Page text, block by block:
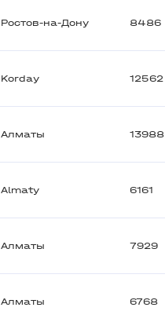
Ростов-на-Дону 8486
Korday 12562
Алматы 13988
Almaty 6161
Алматы 7929
Алматы 6768